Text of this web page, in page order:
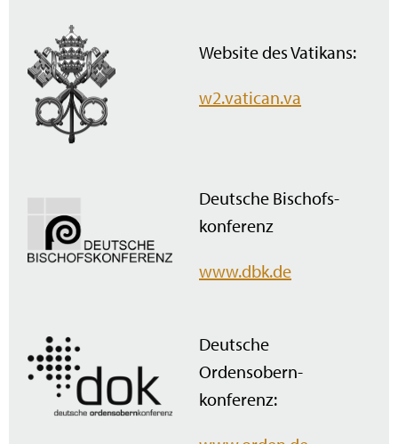
Website des Vatikans:
w2.vatican.va
Deutsche Bischofs­
konferenz
www.dbk.de
Deutsche
Ordensobern­
konferenz: